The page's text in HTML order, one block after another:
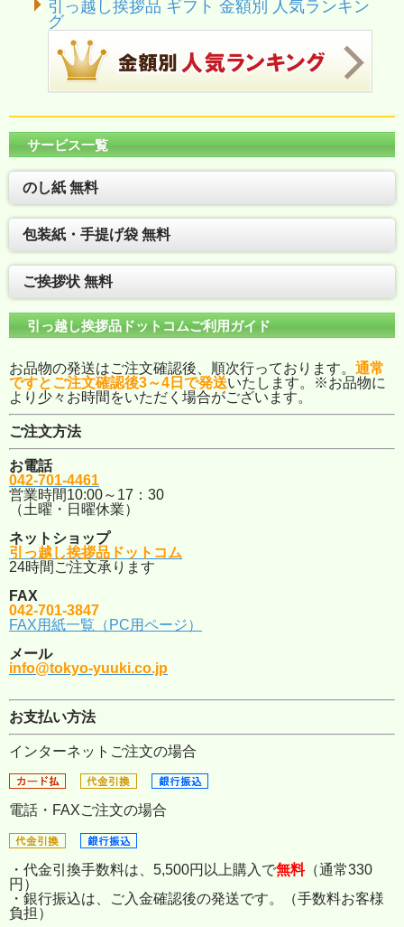
引っ越し挨拶品 ギフト 金額別 人気ランキン
グ
サービス一覧
のし紙 無料
包装紙・手提げ袋 無料
ご挨拶状 無料
引っ越し挨拶品ドットコムご利用ガイド
お品物の発送はご注文確認後、順次行っております。 通常
ですとご注文確認後3～4日で発送いたします。※お品物に
より少々お時間をいただく場合がございます。
ご注文方法
お電話
042-701-4461
営業時間10:00～17：30
（土曜・日曜休業）
ネットショップ
引っ越し挨拶品ドットコム
24時間ご注文承ります
FAX
042-701-3847
FAX用紙一覧（PC用ページ）
メール
info@tokyo-yuuki.co.jp
お支払い方法
インターネットご注文の場合
電話・FAXご注文の場合
・代金引換手数料は、5,500円以上購入で無料（通常330
円）
・銀行振込は、ご入金確認後の発送です。（手数料お客様
負担）